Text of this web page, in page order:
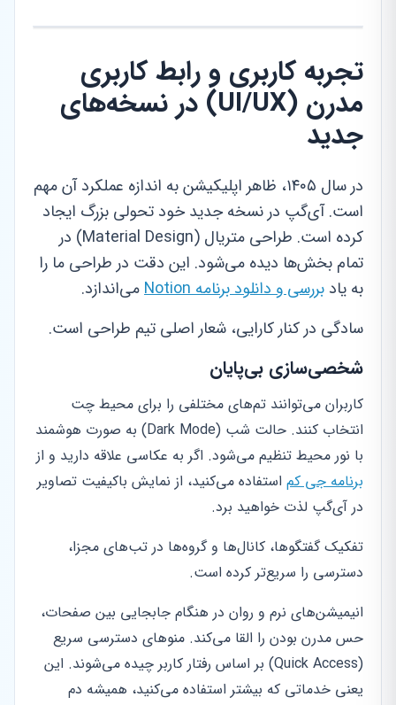
تجربه کاربری و رابط کاربری
مدرن (UI/UX) در نسخه‌های
جدید
در سال ۱۴۰۵، ظاهر اپلیکیشن به اندازه عملکرد آن مهم
است. آی‌گپ در نسخه جدید خود تحولی بزرگ ایجاد
کرده است. طراحی متریال (Material Design) در
تمام بخش‌ها دیده می‌شود. این دقت در طراحی ما را
به یاد بررسی و دانلود برنامه Notion
می‌اندازد.
سادگی در کنار کارایی، شعار اصلی تیم طراحی است.
شخصی‌سازی بی‌پایان
کاربران می‌توانند تم‌های مختلفی را برای محیط چت
انتخاب کنند. حالت شب (Dark Mode) به صورت هوشمند
با نور محیط تنظیم می‌شود. اگر به عکاسی علاقه دارید و از
برنامه جی کم استفاده می‌کنید، از نمایش باکیفیت تصاویر
در آی‌گپ لذت خواهید برد.
تفکیک گفتگوها، کانال‌ها و گروه‌ها در تب‌های مجزا،
دسترسی را سریع‌تر کرده است.
انیمیشن‌های نرم و روان در هنگام جابجایی بین صفحات،
حس مدرن بودن را القا می‌کند. منوهای دسترسی سریع
(Quick Access) بر اساس رفتار کاربر چیده می‌شوند. این
یعنی خدماتی که بیشتر استفاده می‌کنید، همیشه دم